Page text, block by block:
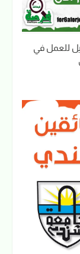
للعمل في